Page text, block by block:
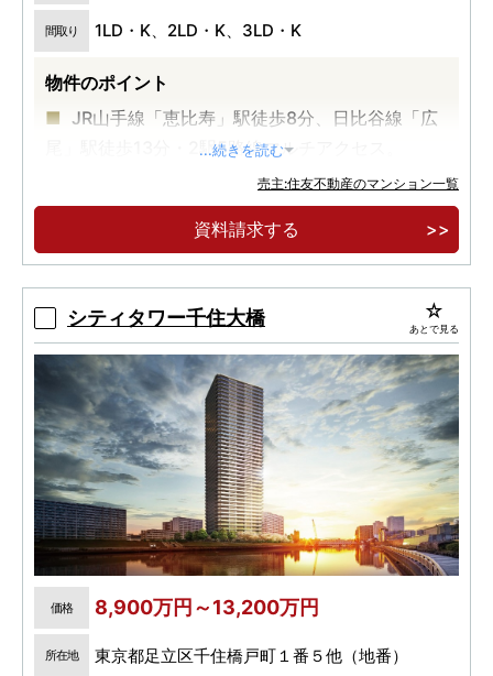
間取り 1LD・K、2LD・K、3LD・K
物件のポイント
JR山手線「恵比寿」駅徒歩8分、日比谷線「広
尾」駅徒歩13分・2駅5路線マルチアクセス。
JR山手線の内側立地・恵比寿駅エリア最大・地
上 23 階建全310邸の大規模制震タワーマ ンショ
ゴミ置場・車寄せ・パーティールーム・オー ナー
ズスイート。
...続きを読む
売主:住友不動産のマンション一覧
資料請求する
シティタワー千住大橋 あとで見る
価格 8,900万円～13,200万円
所在地 東京都足立区千住橋戸町１番５他（地番）